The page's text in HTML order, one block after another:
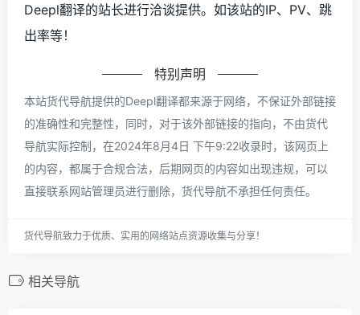
Deepl翻译的站长进行洽谈提供。如该站的IP、PV、跳
出率等！
特别声明
本站货代导航提供的Deepl翻译都来源于网络，不保证外部链接
的准确性和完整性，同时，对于该外部链接的指向，不由货代
导航实际控制，在2024年8月4日 下午9:22收录时，该网页上
的内容，都属于合规合法，后期网页的内容如出现违规，可以
直接联系网站管理员进行删除，货代导航不承担任何责任。
货代导航致力于优质、实用的网络站点资源收集与分享！
相关导航